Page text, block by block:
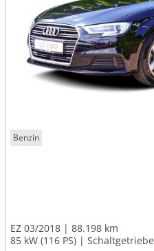
Benzin
EZ 03/2018
88.198 km
85 kW (116 PS)
Schaltgetriebe